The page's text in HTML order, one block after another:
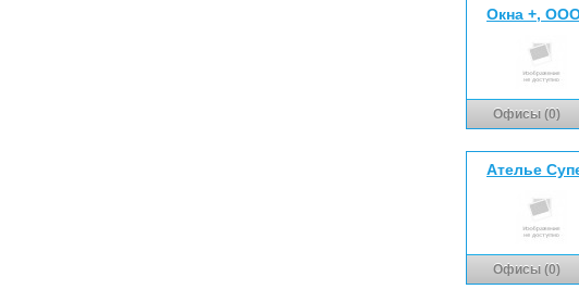
Окна +,
Офисы (0)
Ателье
Офисы (0)